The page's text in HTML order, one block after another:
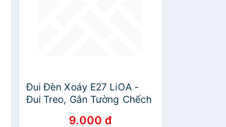
Đui Đèn Xoáy E27 LiOA -
Đui Treo, Gắn Tường Chếch
9.000 đ